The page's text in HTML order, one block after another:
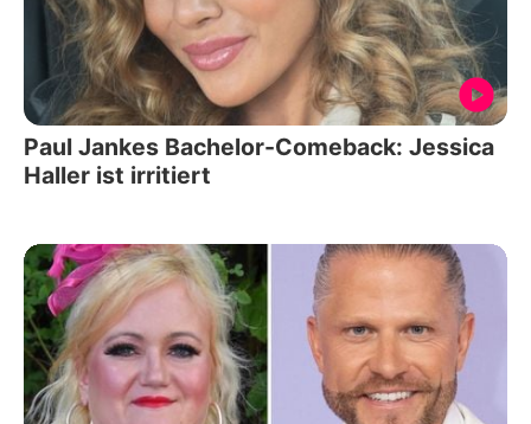
Paul Jankes Bachelor-Comeback: Jessica
Haller ist irritiert